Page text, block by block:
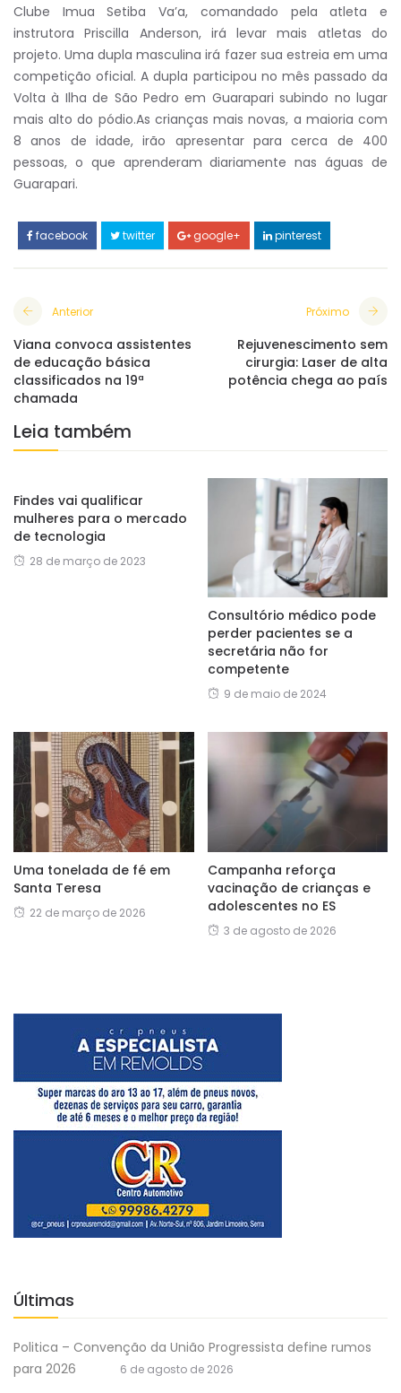
Clube Imua Setiba Va’a, comandado pela atleta e
instrutora Priscilla Anderson, irá levar mais atletas do
projeto. Uma dupla masculina irá fazer sua estreia em uma
competição oficial. A dupla participou no mês passado da
Volta à Ilha de São Pedro em Guarapari subindo no lugar
mais alto do pódio.As crianças mais novas, a maioria com
8 anos de idade, irão apresentar para cerca de 400
pessoas, o que aprenderam diariamente nas águas de
Guarapari.
facebook twitter google+ pinterest
Anterior
Viana convoca assistentes
de educação básica
classificados na 19ª
chamada
Próximo
Rejuvenescimento sem
cirurgia: Laser de alta
potência chega ao país
Leia também
Findes vai qualificar
mulheres para o mercado
de tecnologia
28 de março de 2023
Consultório médico pode
perder pacientes se a
secretária não for
competente
9 de maio de 2024
Uma tonelada de fé em
Santa Teresa
22 de março de 2026
Campanha reforça
vacinação de crianças e
adolescentes no ES
3 de agosto de 2026
Últimas
Politica – Convenção da União Progressista define rumos
para 2026
6 de agosto de 2026